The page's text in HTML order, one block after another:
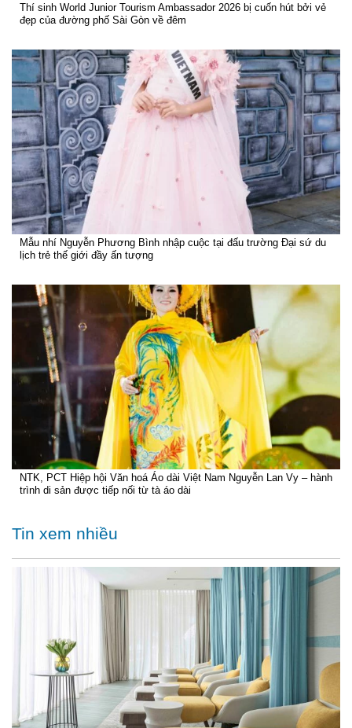
Thí sinh World Junior Tourism Ambassador 2026 bị cuốn hút bởi vẻ
đẹp của đường phố Sài Gòn về đêm
Mẫu nhí Nguyễn Phương Bình nhập cuộc tại đấu trường Đại sứ du
lịch trẻ thế giới đầy ấn tượng
NTK, PCT Hiệp hội Văn hoá Áo dài Việt Nam Nguyễn Lan Vy – hành
trình di sản được tiếp nối từ tà áo dài
Tin xem nhiều